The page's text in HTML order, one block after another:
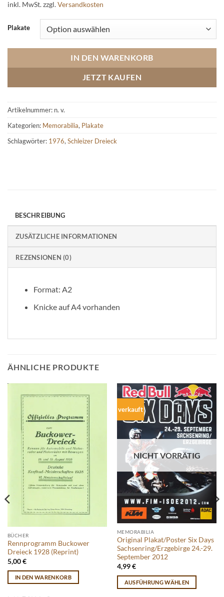
inkl. MwSt.zzgl.Versandkosten
Plakate
IN DEN WARENKORB
JETZT KAUFEN
Artikelnummer: n. v.
Kategorien: Memorabilia, Plakate
Schlagwörter: 1976, Schleizer Dreieck
BESCHREIBUNG
ZUSÄTZLICHE INFORMATIONEN
REZENSIONEN (0)
Format: A2
Knicke auf A4 vorhanden
ÄHNLICHE PRODUKTE
BÜCHER
Rennprogramm Buckower
Dreieck 1928 (Reprint)
5,00€
IN DEN WARENKORB
verkauft
NICHT VORRÄTIG
MEMORABILIA
Original Plakat/Poster Six Days
Sachsenring/Erzgebirge 24.-29.
September 2012
4,99€
AUSFÜHRUNG WÄHLEN